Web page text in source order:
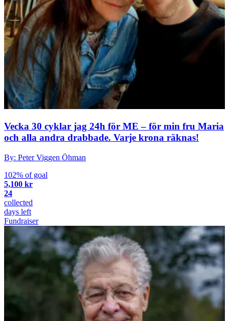
Vecka 30 cyklar jag 24h för ME – för min fru Maria
och alla andra drabbade. Varje krona räknas!
By: Peter Viggen Öhman
102% of goal
5,100 kr
24
collected
days left
Fundraiser